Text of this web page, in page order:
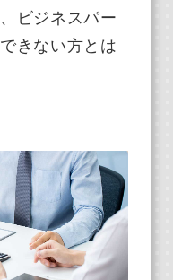
ビジネスパー
きない方とは